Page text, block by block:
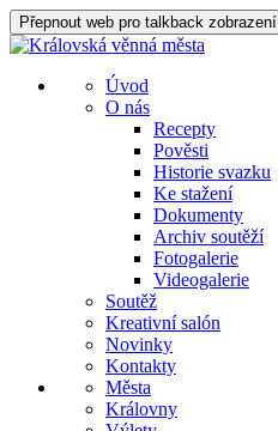
Přepnout web pro talkback zobrazení
Úvod
O nás
Recepty
Pověsti
Historie svazku
Ke stažení
Dokumenty
Archiv soutěží
Fotogalerie
Videogalerie
Soutěž
Kreativní salón
Novinky
Kontakty
Města
Královny